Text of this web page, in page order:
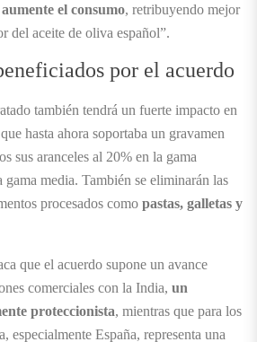
aumente el consumo, retribuyendo mejor
del aceite de oliva español”.
por el acuerdo
también tendrá un fuerte impacto en
hasta ahora soportaba un gravamen
sus aranceles al 20% en la gama
media. También se eliminarán las
procesados como pastas, galletas y
que el acuerdo supone un avance
comerciales con la India, un
proteccionista, mientras que para los
especialmente España, representa una